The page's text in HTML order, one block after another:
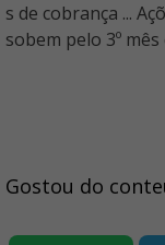
s de cobrança ...
sobem pelo 3º
Gostou do